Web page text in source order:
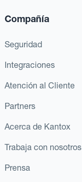
Compañía
Seguridad
Integraciones
Atención al Cliente
Partners
Acerca de Kantox
Trabaja con nosotros
Prensa